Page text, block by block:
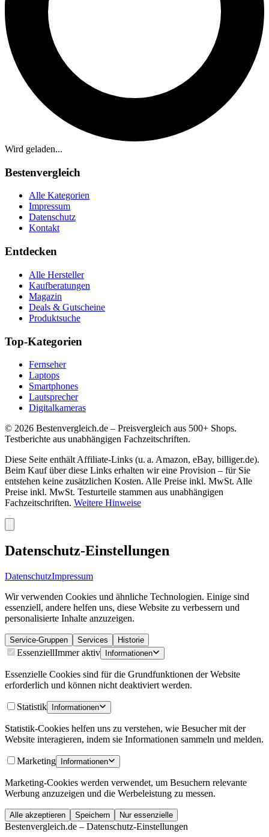
Wird geladen...
Bestenvergleich
Alle Kategorien
Impressum
Datenschutz
Kontakt
Entdecken
Alle Hersteller
Kaufberatungen
Magazin
Deals & Gutscheine
Produktsuche
Top-Kategorien
Fernseher
Laptops
Smartphones
Lautsprecher
Digitalkameras
© 2026 Bestenvergleich.de – Preisvergleich aus 500+ Shops.
Testberichte aus unabhängigen Fachzeitschriften.
Diese Seite enthält Affiliate-Links (u. a. Amazon, eBay, billiger.de).
Beim Kauf über diese Links erhalten wir eine Provision – für Sie
entstehen keine zusätzlichen Kosten. Alle Preise inkl. MwSt. Alle
Preise inkl. MwSt. Testurteile stammen aus unabhängigen
Fachzeitschriften. Weitere Hinweise
Datenschutz-Einstellungen
DatenschutzImpressum
Wir verwenden Cookies und ähnliche Technologien. Einige sind
essenziell, andere helfen uns, diese Website zu verbessern und
personalisierte Inhalte anzuzeigen.
Service-Gruppen Services Historie
EssenziellImmer aktiv Informationen
Essenzielle Cookies sind für die Grundfunktionen der Website
erforderlich und können nicht deaktiviert werden.
Statistik Informationen
Statistik-Cookies helfen uns zu verstehen, wie Besucher mit der
Website interagieren, indem sie Informationen sammeln und melden.
Marketing Informationen
Marketing-Cookies werden verwendet, um Besuchern relevante
Werbung anzuzeigen und die Werbeleistung zu messen.
Alle akzeptieren Speichern Nur essenzielle
Bestenvergleich.de – Datenschutz-Einstellungen